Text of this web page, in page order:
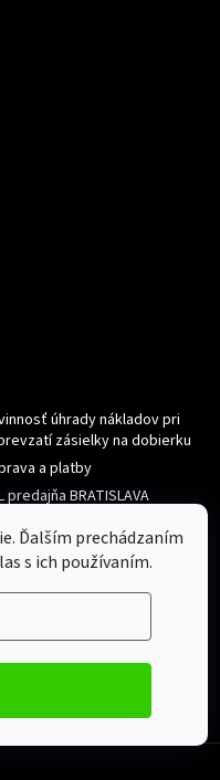
Ďalším prechádzaním
s ich používaním.
úhrady nákladov pri
zásielky na dobierku
a platby
predajňa BRATISLAVA
Výměna